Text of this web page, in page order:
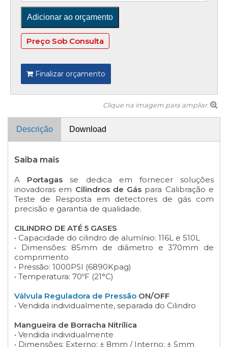
Preço Sob Consulta
Finalizar orçamento
Clique na imagem para ampliar.
Descrição Download
Saiba mais
A Portagas se dedica em fornecer soluções
inovadoras em Cilindros de Gás para Calibração e
Teste de Resposta em detectores de gás com
precisão e garantia de qualidade.
CILINDRO DE ATÉ 5 GASES
• Capacidade do cilindro de alumínio: 116L e 510L
• Dimensões: 85mm de diâmetro e 370mm de
comprimento
• Pressão: 1000PSI (6890Kpag)
• Temperatura: 70ºF (21°C)
Válvula Reguladora de Pressão ON/OFF
• Vendida individualmente, separada do Cilindro
Mangueira de Borracha Nitrílica
• Vendida individualmente
• Dimensões: Externo: ± 8mm / Interno: ± 5mm